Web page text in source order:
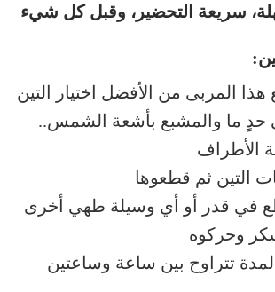
سريعة التحضير، وقبل كل شيء
هذا المربى من الأفضل اختيار التين
حدٍ ما والمشبع بأشعة الشمس..
الأطراف
التين ثم قطعوها
في قدر أو أي وسيلة طهي أخرى
وحركوه
تتراوح بين ساعة وساعتين